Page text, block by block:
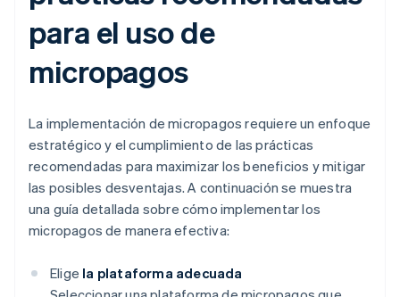
para el uso de
micropagos
La implementación de micropagos requiere un enfoque
estratégico y el cumplimiento de las prácticas
recomendadas para maximizar los beneficios y mitigar
las posibles desventajas. A continuación se muestra
una guía detallada sobre cómo implementar los
micropagos de manera efectiva:
Elige la plataforma adecuada